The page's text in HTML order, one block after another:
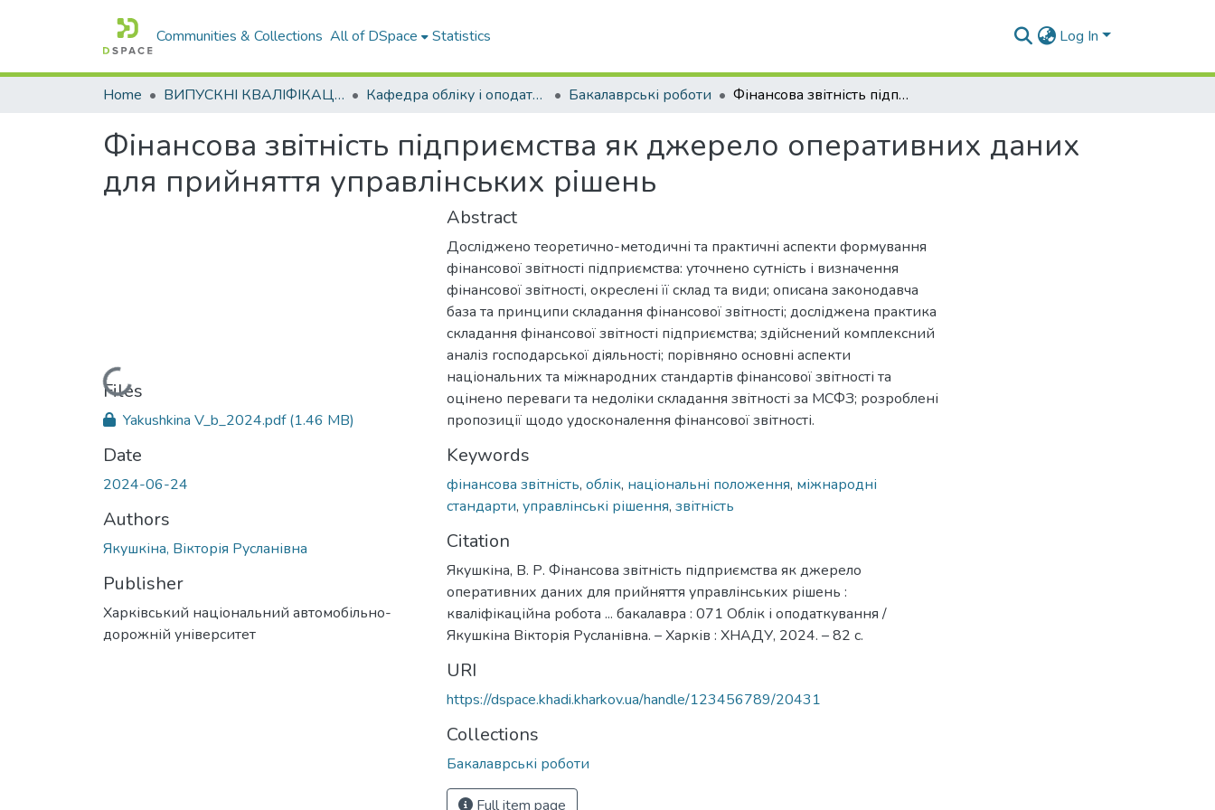
Communities & Collections All of DSpace Statistics Log In
Home ВИПУСКНІ КВАЛІФІКАЦІЙНІ РОБОТИ Кафедра обліку і оподаткування Бакалаврські роботи Фінансова звітність підприємства як джерело оперативних даних для прийняття управлінських рішень
Фінансова звітність підприємства як джерело оперативних даних
для прийняття управлінських рішень
Loading...
Files
Yakushkina V_b_2024.pdf(1.46 MB)
Date
2024-06-24
Authors
Якушкіна, Вікторія Русланівна
Publisher
Харківський національний автомобільно-
дорожній університет
Abstract
Досліджено теоретично-методичні та практичні аспекти формування
фінансової звітності підприємства: уточнено сутність і визначення
фінансової звітності, окреслені її склад та види; описана законодавча
база та принципи складання фінансової звітності; досліджена практика
складання фінансової звітності підприємства; здійснений комплексний
аналіз господарської діяльності; порівняно основні аспекти
національних та міжнародних стандартів фінансової звітності та
оцінено переваги та недоліки складання звітності за МСФЗ; розроблені
пропозиції щодо удосконалення фінансової звітності.
Keywords
фінансова звітність, облік, національні положення, міжнародні
стандарти, управлінські рішення, звітність
Citation
Якушкіна, В. Р. Фінансова звітність підприємства як джерело
оперативних даних для прийняття управлінських рішень :
кваліфікаційна робота ... бакалавра : 071 Облік і оподаткування /
Якушкіна Вікторія Русланівна. – Харків : ХНАДУ, 2024. – 82 с.
URI
https://dspace.khadi.kharkov.ua/handle/123456789/20431
Collections
Бакалаврські роботи
Full item page